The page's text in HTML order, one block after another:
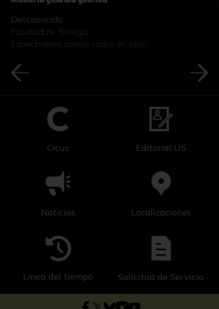
Desconocido
Facultad de Biología
Especímenes conservados en seco
Cicus Editorial US
Noticias Localizaciones
Línea del tiempo Solicitud de Servicio